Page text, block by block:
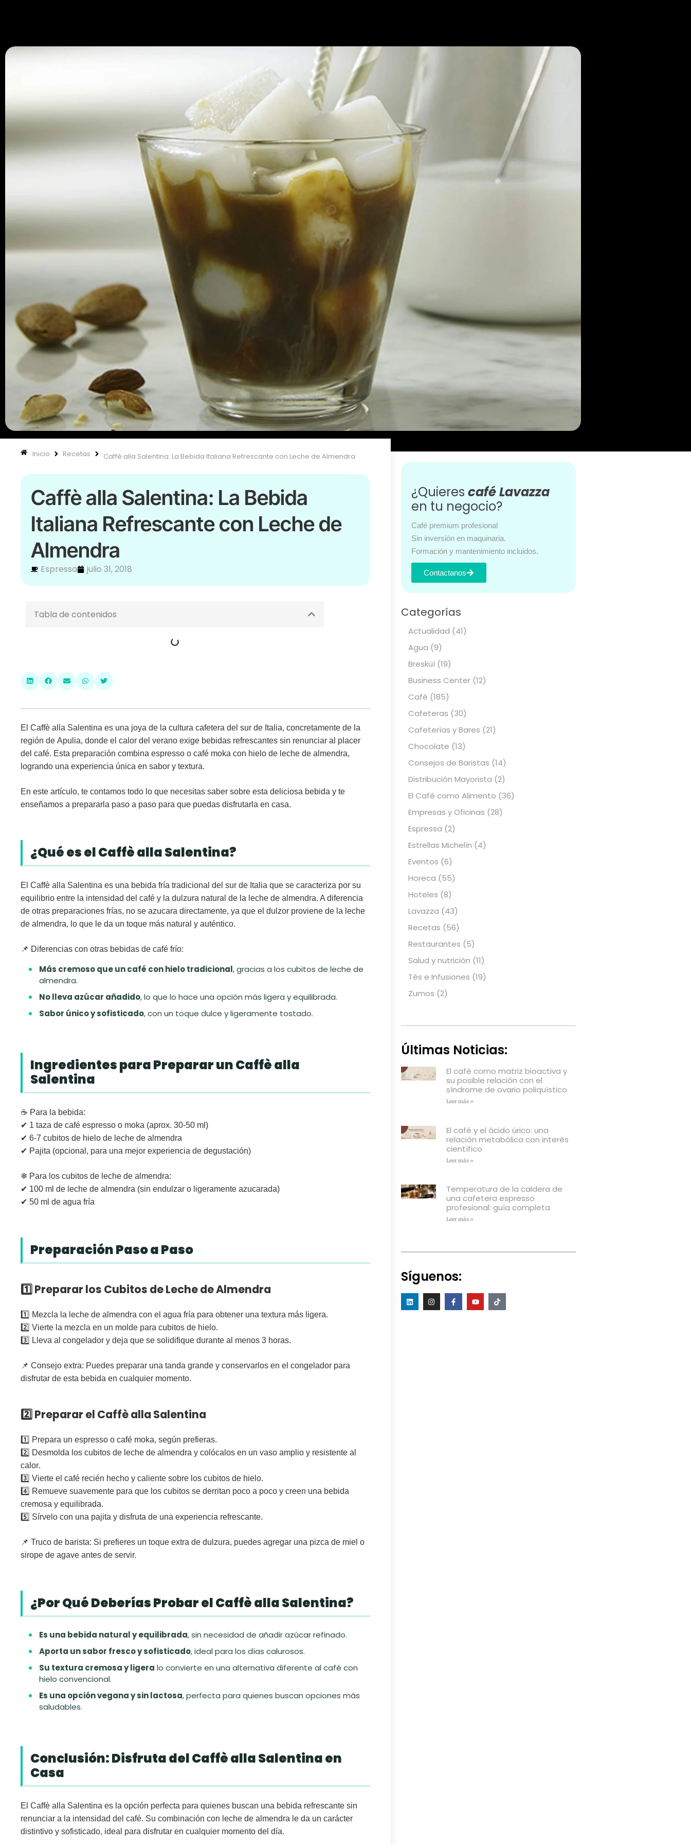
Inicio Recetas Caffè alla Salentina: La Bebida Italiana Refrescante con Leche de Almendra
Caffè alla Salentina: La Bebida
Italiana Refrescante con Leche de
Almendra
Espressa julio 31, 2018
Tabla de contenidos
El Caffè alla Salentina es una joya de la cultura cafetera del sur de Italia, concretamente de la
región de Apulia, donde el calor del verano exige bebidas refrescantes sin renunciar al placer
del café. Esta preparación combina espresso o café moka con hielo de leche de almendra,
logrando una experiencia única en sabor y textura.
En este artículo, te contamos todo lo que necesitas saber sobre esta deliciosa bebida y te
enseñamos a prepararla paso a paso para que puedas disfrutarla en casa.
¿Qué es el Caffè alla Salentina?
El Caffè alla Salentina es una bebida fría tradicional del sur de Italia que se caracteriza por su
equilibrio entre la intensidad del café y la dulzura natural de la leche de almendra. A diferencia
de otras preparaciones frías, no se azucara directamente, ya que el dulzor proviene de la leche
de almendra, lo que le da un toque más natural y auténtico.
📌 Diferencias con otras bebidas de café frío:
Más cremoso que un café con hielo tradicional, gracias a los cubitos de leche de
almendra.
No lleva azúcar añadido, lo que lo hace una opción más ligera y equilibrada.
Sabor único y sofisticado, con un toque dulce y ligeramente tostado.
Ingredientes para Preparar un Caffè alla
Salentina
☕ Para la bebida:
✔ 1 taza de café espresso o moka (aprox. 30-50 ml)
✔ 6-7 cubitos de hielo de leche de almendra
✔ Pajita (opcional, para una mejor experiencia de degustación)
❄ Para los cubitos de leche de almendra:
✔ 100 ml de leche de almendra (sin endulzar o ligeramente azucarada)
✔ 50 ml de agua fría
Preparación Paso a Paso
1️⃣ Preparar los Cubitos de Leche de Almendra
1️⃣ Mezcla la leche de almendra con el agua fría para obtener una textura más ligera.
2️⃣ Vierte la mezcla en un molde para cubitos de hielo.
3️⃣ Lleva al congelador y deja que se solidifique durante al menos 3 horas.
📌 Consejo extra: Puedes preparar una tanda grande y conservarlos en el congelador para
disfrutar de esta bebida en cualquier momento.
2️⃣ Preparar el Caffè alla Salentina
1️⃣ Prepara un espresso o café moka, según prefieras.
2️⃣ Desmolda los cubitos de leche de almendra y colócalos en un vaso amplio y resistente al
calor.
3️⃣ Vierte el café recién hecho y caliente sobre los cubitos de hielo.
4️⃣ Remueve suavemente para que los cubitos se derritan poco a poco y creen una bebida
cremosa y equilibrada.
5️⃣ Sírvelo con una pajita y disfruta de una experiencia refrescante.
📌 Truco de barista: Si prefieres un toque extra de dulzura, puedes agregar una pizca de miel o
sirope de agave antes de servir.
¿Por Qué Deberías Probar el Caffè alla Salentina?
Es una bebida natural y equilibrada, sin necesidad de añadir azúcar refinado.
Aporta un sabor fresco y sofisticado, ideal para los días calurosos.
Su textura cremosa y ligera lo convierte en una alternativa diferente al café con
hielo convencional.
Es una opción vegana y sin lactosa, perfecta para quienes buscan opciones más
saludables.
Conclusión: Disfruta del Caffè alla Salentina en
Casa
El Caffè alla Salentina es la opción perfecta para quienes buscan una bebida refrescante sin
renunciar a la intensidad del café. Su combinación con leche de almendra le da un carácter
distintivo y sofisticado, ideal para disfrutar en cualquier momento del día.
¿Quieres café Lavazza
en tu negocio?
Café premium profesional
Sin inversión en maquinaria.
Formación y mantenimiento incluidos.
Contactanos
Categorías
Actualidad (41)
Agua (9)
Bresküì(19)
Business Center(12)
Café (185)
Cafeteras (30)
Cafeterías y Bares (21)
Chocolate (13)
Consejos de Baristas (14)
Distribución Mayorista (2)
El Café como Alimento (36)
Empresas y Oficinas (28)
Espressa (2)
Estrellas Michelín (4)
Eventos (6)
Horeca (55)
Hoteles (8)
Lavazza (43)
Recetas (56)
Restaurantes (5)
Salud y nutrición (11)
Tés e Infusiones (19)
Zumos (2)
Últimas Noticias:
El café como matriz bioactiva y
su posible relación con el
síndrome de ovario poliquístico
Leer más »
El café y el ácido úrico: una
relación metabólica con interés
científico
Leer más »
Temperatura de la caldera de
una cafetera espresso
profesional: guía completa
Leer más »
Síguenos: